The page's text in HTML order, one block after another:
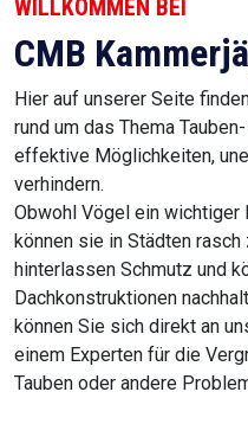
WILLKOMMEN BEI
CMB
Hier auf unserer Seite
rund um das Thema
effektive Möglichkeiten,
verhindern.
Obwohl Vögel ein wichtiger
können sie in Städten
hinterlassen Schmutz und
Dachkonstruktionen
können Sie sich direkt an
einem Experten für die
Tauben oder andere